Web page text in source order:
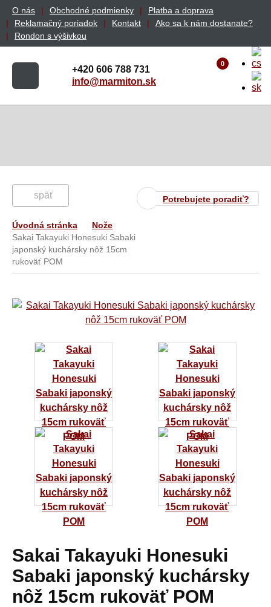
O nás Obchodné podmienky
Platba a doprava
Reklamačný poriadok
Kontakt
Ako sa k nám dostanate?
Rondon s výšivkou
+420 606 788 731
info@marmiton.sk
0
Potrebujete poradiť?
späť
Úvodná stránka
Nože
Sakai Takayuki Honesuki Sabaki
japonský kuchársky nôž 15cm
rukoväť POM
Sakai Takayuki Honesuki
Sabaki japonský kuchársky
nôž 15cm rukoväť POM